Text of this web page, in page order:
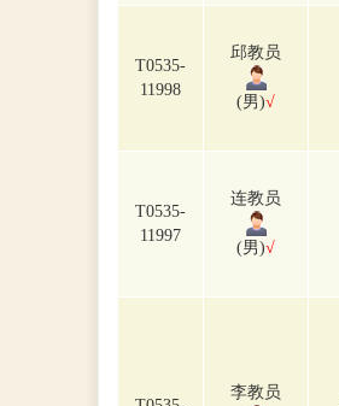
T0535-
11998
邱教员
(男)√
T0535-
11997
连教员
(男)√
李教员